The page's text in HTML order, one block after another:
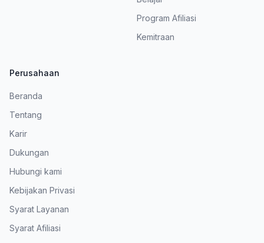
Program Afiliasi
Kemitraan
Perusahaan
Beranda
Tentang
Karir
Dukungan
Hubungi kami
Kebijakan Privasi
Syarat Layanan
Syarat Afiliasi